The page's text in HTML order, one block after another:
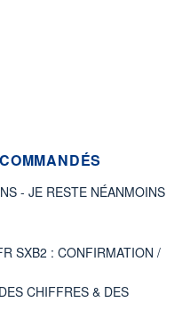
- JE RESTE NÉANMOINS
SXB2 : CONFIRMATION /
CHIFFRES & DES